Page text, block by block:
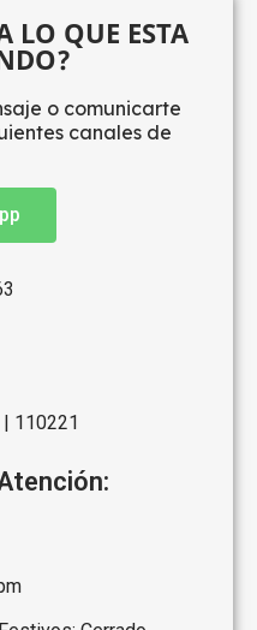
LO QUE ESTA
o comunicarte
canales de
110221